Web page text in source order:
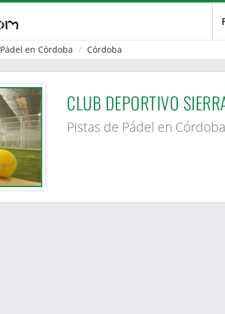
Pádel en Córdoba Córdoba
CLUB DEPORTIVO
Pistas de Pádel en Córdoba